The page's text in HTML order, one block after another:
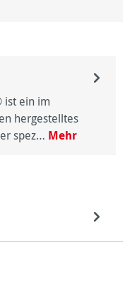
ist ein im
hergestelltes
spez… Mehr